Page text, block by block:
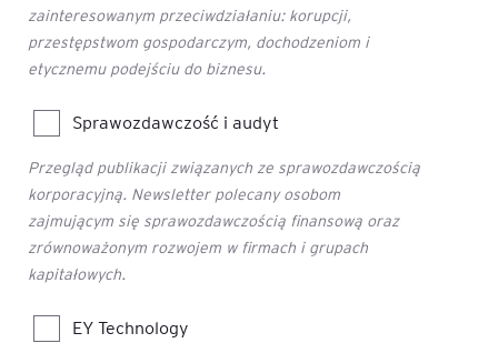
zainteresowanym przeciwdziałaniu: korupcji,
przestępstwom gospodarczym, dochodzeniom i
etycznemu podejściu do biznesu.
Sprawozdawczość i audyt
Przegląd publikacji związanych ze sprawozdawczością
korporacyjną. Newsletter polecany osobom
zajmującym się sprawozdawczością finansową oraz
zrównoważonym rozwojem w firmach i grupach
kapitałowych.
EY Technology